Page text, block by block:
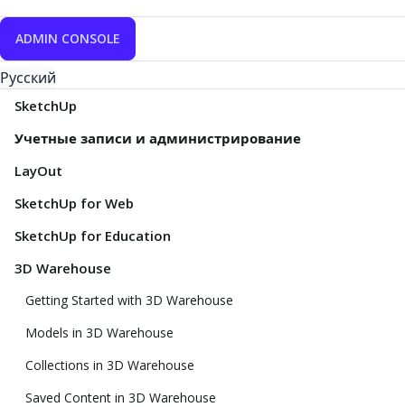
ADMIN CONSOLE
Русский
SketchUp
Учетные записи и администрирование
LayOut
SketchUp for Web
SketchUp for Education
3D Warehouse
Getting Started with 3D Warehouse
Models in 3D Warehouse
Collections in 3D Warehouse
Saved Content in 3D Warehouse